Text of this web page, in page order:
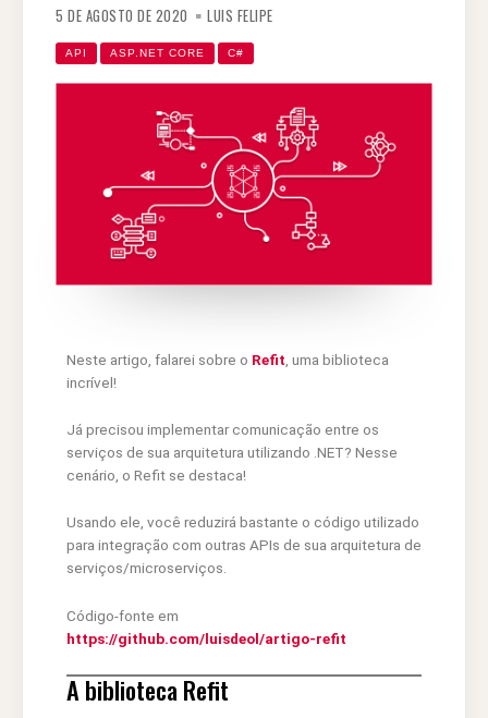
5 DE AGOSTO DE 2020 LUIS FELIPE
API ASP.NET CORE C#
Neste artigo, falarei sobre o Refit , uma biblioteca
incrível!
Já precisou implementar comunicação entre os
serviços de sua arquitetura utilizando .NET? Nesse
cenário, o Refit se destaca!
Usando ele, você reduzirá bastante o código utilizado
para integração com outras APIs de sua arquitetura de
serviços/microserviços.
Código-fonte em
https://github.com/luisdeol/artigo-refit
A biblioteca Refit